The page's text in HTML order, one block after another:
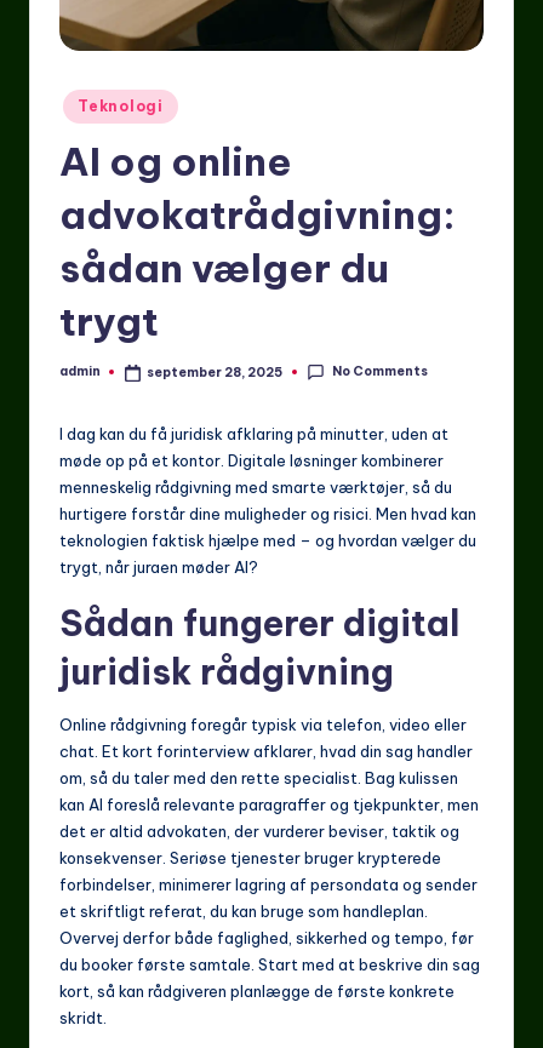
Posted
in
Teknologi
AI og online
advokatrådgivning:
sådan vælger du
trygt
Posted
admin september 28, 2025 No Comments
I dag kan du få juridisk afklaring på minutter, uden at
møde op på et kontor. Digitale løsninger kombinerer
menneskelig rådgivning med smarte værktøjer, så du
hurtigere forstår dine muligheder og risici. Men hvad kan
teknologien faktisk hjælpe med – og hvordan vælger du
trygt, når juraen møder AI?
Sådan fungerer digital
juridisk rådgivning
Online rådgivning foregår typisk via telefon, video eller
chat. Et kort forinterview afklarer, hvad din sag handler
om, så du taler med den rette specialist. Bag kulissen
kan AI foreslå relevante paragraffer og tjekpunkter, men
det er altid advokaten, der vurderer beviser, taktik og
konsekvenser. Seriøse tjenester bruger krypterede
forbindelser, minimerer lagring af persondata og sender
et skriftligt referat, du kan bruge som handleplan.
Overvej derfor både faglighed, sikkerhed og tempo, før
du booker første samtale. Start med at beskrive din sag
kort, så kan rådgiveren planlægge de første konkrete
skridt.